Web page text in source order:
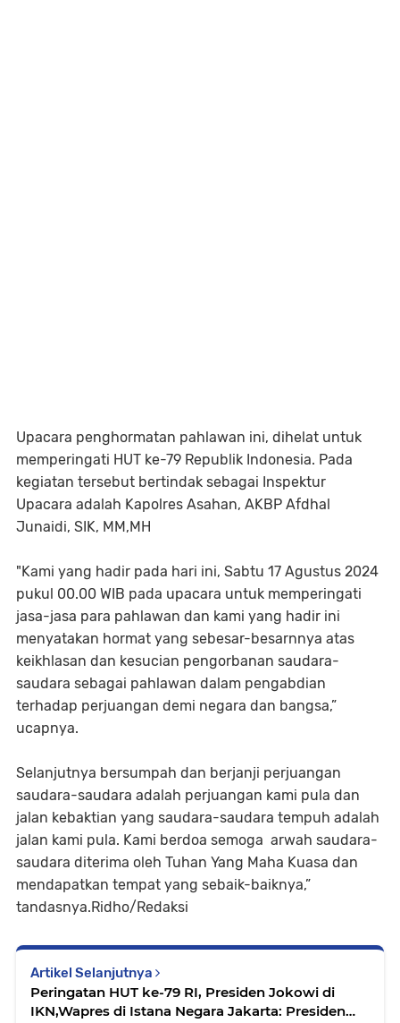
Upacara penghormatan pahlawan ini, dihelat untuk
memperingati HUT ke-79 Republik Indonesia. Pada
kegiatan tersebut bertindak sebagai Inspektur
Upacara adalah Kapolres Asahan, AKBP Afdhal
Junaidi, SIK, MM,MH
"Kami yang hadir pada hari ini, Sabtu 17 Agustus 2024
pukul 00.00 WIB pada upacara untuk memperingati
jasa-jasa para pahlawan dan kami yang hadir ini
menyatakan hormat yang sebesar-besarnnya atas
keikhlasan dan kesucian pengorbanan saudara-
saudara sebagai pahlawan dalam pengabdian
terhadap perjuangan demi negara dan bangsa,”
ucapnya.
Selanjutnya bersumpah dan berjanji perjuangan
saudara-saudara adalah perjuangan kami pula dan
jalan kebaktian yang saudara-saudara tempuh adalah
jalan kami pula. Kami berdoa semoga arwah saudara-
saudara diterima oleh Tuhan Yang Maha Kuasa dan
mendapatkan tempat yang sebaik-baiknya,”
tandasnya.Ridho/Redaksi
Artikel Selanjutnya
Peringatan HUT ke-79 RI, Presiden Jokowi di
IKN,Wapres di Istana Negara Jakarta: Presiden